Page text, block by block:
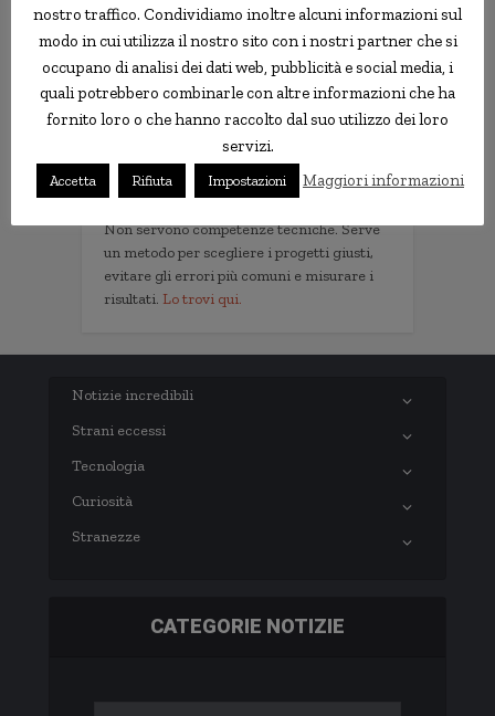
Informativa Privacy
Contatti
Implementare l'AI nella tua impresa senza
sprecare tempo e soldi. Il libro con il
Non servono competenze tecniche. Serve
un metodo per scegliere i progetti giusti,
evitare gli errori più comuni e misurare i
risultati. Lo trovi qui.
Notizie incredibili
Strani eccessi
Tecnologia
Curiosità
Stranezze
CATEGORIE NOTIZIE
nostro traffico. Condividiamo inoltre alcuni informazioni sul
modo in cui utilizza il nostro sito con i nostri partner che si
occupano di analisi dei dati web, pubblicità e social media, i
quali potrebbero combinarle con altre informazioni che ha
fornito loro o che hanno raccolto dal suo utilizzo dei loro
servizi.
Accetta Rifiuta Impostazioni Maggiori informazioni